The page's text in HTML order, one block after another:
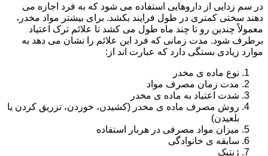
در سم زدایی از داروهایی استفاده می شود که به فرد اجازه می
دهند سختی کمتری در طول فرایند بکشد. برای بیشتر مواد مخدر،
معمولاً چندین رو تا چند ماه طول می کشد تا علائم ترک اعتیاد
برطرف شود. مدت زمانی که فرد این علائم را نشان می دهد به
موارد زیادی بستگی دارد که عبارت اند از:
نوع ماده ی مخدر
مدت زمان مصرف مواد
شدت اعتیاد به ماده ی مخدر
روش مصرف ماده ی مخدر (کشیدن، خوردن، تزریق کردن یا
بلعیدن)
میزان مواد مصرفی در هربار استفاده
سابقه ی خانوادگی
ژنتیک